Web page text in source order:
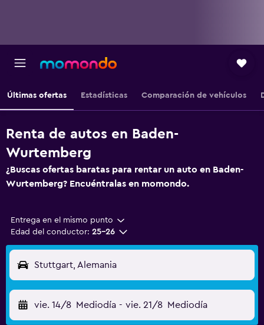
Últimas ofertas Estadísticas Comparación de vehículos
Renta de autos en Baden-
Wurtemberg
¿Buscas ofertas baratas para rentar un auto en Baden-
Wurtemberg? Encuéntralas en momondo.
Entrega en el mismo punto
Edad del conductor: 25-26
Stuttgart, Alemania
vie. 14/8 Mediodía - vie. 21/8 Mediodía